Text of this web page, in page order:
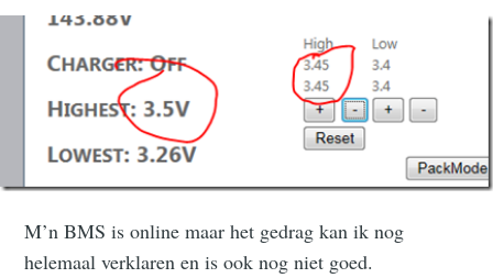
M’n BMS is online maar het gedrag kan ik nog
helemaal verklaren en is ook nog niet goed.